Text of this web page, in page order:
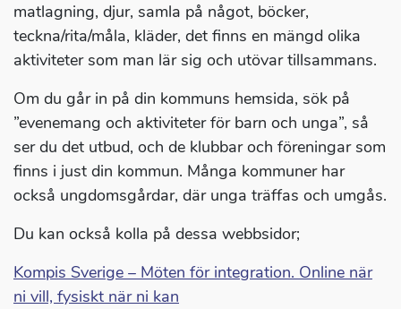
matlagning, djur, samla på något, böcker,
teckna/rita/måla, kläder, det finns en mängd olika
aktiviteter som man lär sig och utövar tillsammans.
Om du går in på din kommuns hemsida, sök på
”evenemang och aktiviteter för barn och unga”, så
ser du det utbud, och de klubbar och föreningar som
finns i just din kommun. Många kommuner har
också ungdomsgårdar, där unga träffas och umgås.
Du kan också kolla på dessa webbsidor;
Kompis Sverige – Möten för integration. Online när
ni vill, fysiskt när ni kan